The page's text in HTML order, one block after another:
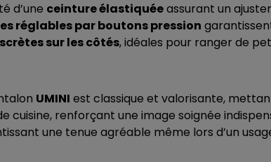
d’une ceinture élastiquéeassurant un
réglables par boutons pression
sur les côtés, idéales pour ranger de
UMINI est classique et valorisante,
cuisine, renforçant une image soignée
une tenue agréable même lors d’un